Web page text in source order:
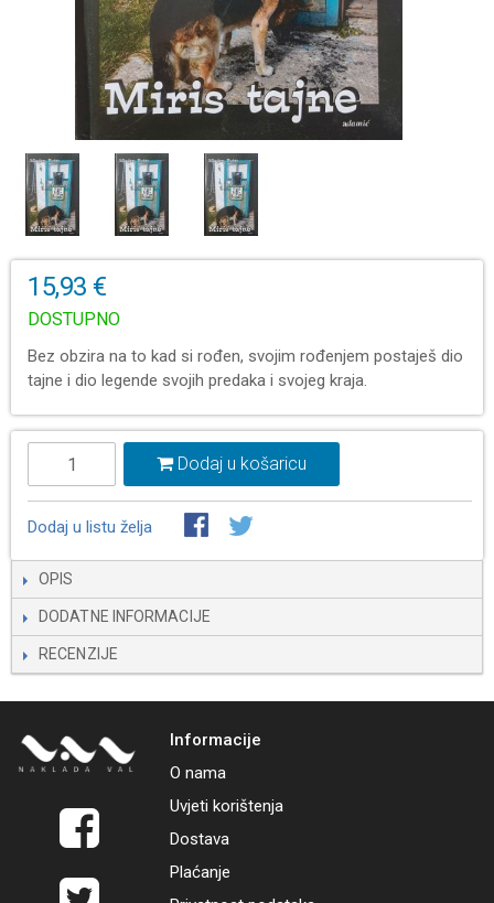
15,93 €
DOSTUPNO
Bez obzira na to kad si rođen, svojim rođenjem postaješ dio
tajne i dio legende svojih predaka i svojeg kraja.
Dodaj u košaricu
Dodaj u listu želja
OPIS
DODATNE INFORMACIJE
RECENZIJE
Informacije
O nama
Uvjeti korištenja
Dostava
Plaćanje